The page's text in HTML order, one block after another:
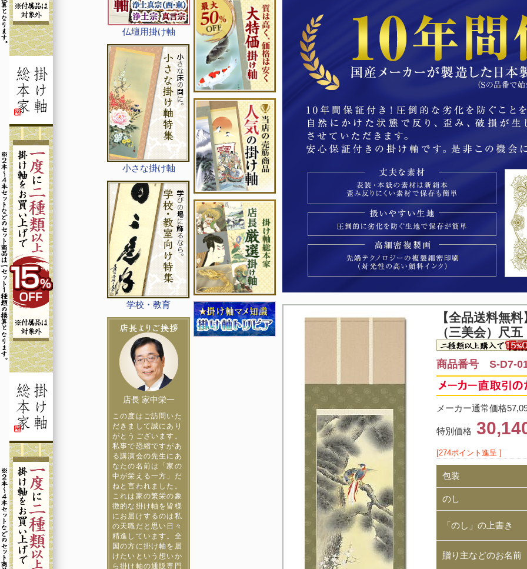
仏壇用掛け軸
小さな掛け軸
学校・教育
店長 家中栄一
この度はご訪問いた
だきまして誠にあり
がとうございます。
私事で恐縮ですがあ
る講演会の先生にあ
なたの名前は「家の
中が栄える一方」だ
ねと言われました。
これは家の繁栄の象
徴的な掛け軸を皆様
にお届けするのは私
の天職だと思い日々
精進しています。全
国の方に掛け軸を届
けたいという想いか
ら掛け軸の通販専門
【全品送料無料
（三美会）尺
商品番号 S-D7-
メーカー通常価格
特別価格
[274ポイント進呈 ]
包装
のし
「のし」の上書き
贈り主などのお名前